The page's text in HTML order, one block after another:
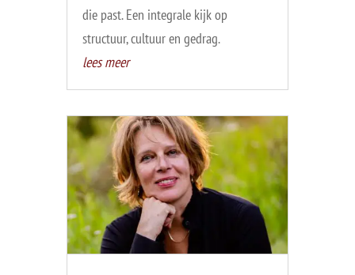
die past. Een integrale kijk op
structuur, cultuur en gedrag.
lees meer